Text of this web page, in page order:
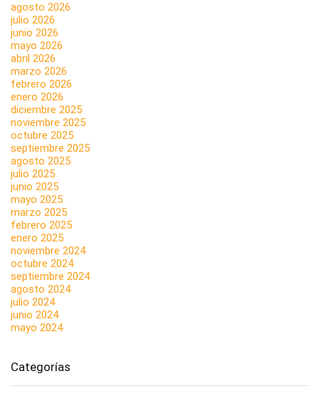
agosto 2026
julio 2026
junio 2026
mayo 2026
abril 2026
marzo 2026
febrero 2026
enero 2026
diciembre 2025
noviembre 2025
octubre 2025
septiembre 2025
agosto 2025
julio 2025
junio 2025
mayo 2025
marzo 2025
febrero 2025
enero 2025
noviembre 2024
octubre 2024
septiembre 2024
agosto 2024
julio 2024
junio 2024
mayo 2024
Categorías